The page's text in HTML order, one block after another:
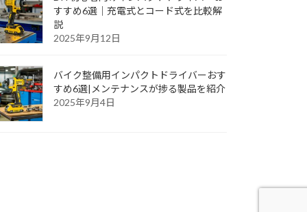
すすめ6選｜充電式とコード式を比較解
説
2025年9月12日
バイク整備用インパクトドライバーおす
すめ6選|メンテナンスが捗る製品を紹介
2025年9月4日